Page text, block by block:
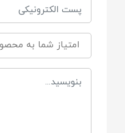
سلیکونی
فاقد
BPA و مواد مضر شیمیایی